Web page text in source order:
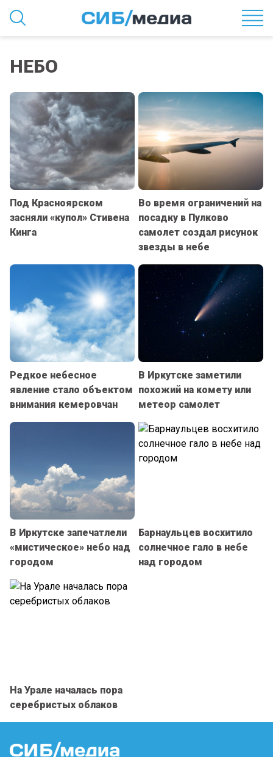
НЕБО
Под Красноярском
засняли «купол» Стивена
Кинга
Во время ограничений на
посадку в Пулково
самолет создал рисунок
звезды в небе
Редкое небесное
явление стало объектом
внимания кемеровчан
В Иркутске заметили
похожий на комету или
метеор самолет
В Иркутске запечатлели
«мистическое» небо над
городом
Барнаульцев восхитило
солнечное гало в небе
над городом
На Урале началась пора
серебристых облаков